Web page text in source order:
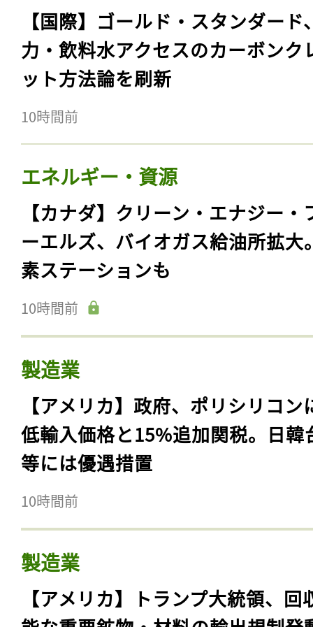
【国際】ゴールド・スタンダード
力・飲料水アクセスのカーボンク
ット方法論を刷新
10時間前
エネルギー・資源
【カナダ】クリーン・エナジー・
ーエルズ、バイオガス給油所拡大
素ステーションも
10時間前
製造業
【アメリカ】政府、ポリシリコン
低輸入価格と15%追加関税。日韓
等には優遇措置
10時間前
製造業
【アメリカ】トランプ大統領、回